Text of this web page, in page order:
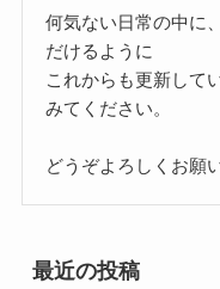
何気ない日常の中に
だけるように
これからも更新して
みてください。
どうぞよろしくお願
最近の投稿